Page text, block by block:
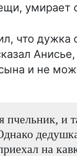
умирает
что дужка
и не
пчельник, и
на